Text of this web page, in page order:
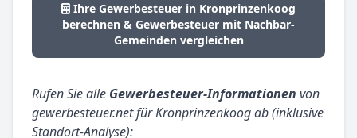
Ihre Gewerbesteuer in Kronprinzenkoog
berechnen & Gewerbesteuer mit Nachbar-
Gemeinden vergleichen
Rufen Sie alle Gewerbesteuer-Informationen von
gewerbesteuer.net für Kronprinzenkoog ab (inklusive
Standort-Analyse):